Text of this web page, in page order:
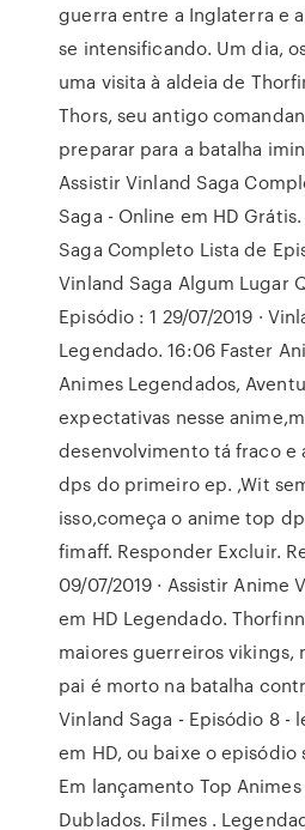
guerra entre a Inglaterra e
se intensificando. Um dia,
uma visita à aldeia de
Thors, seu antigo
preparar para a batalha
Assistir Vinland Saga
Saga - Online em HD
Saga Completo Lista de
Vinland Saga Algum Lugar
Episódio : 1 29/07/2019 ·
Legendado. 16:06 Faster
Animes Legendados,
expectativas nesse
desenvolvimento tá fraco e
dps do primeiro ep. ,Wit
isso,começa o anime top
fimaff. Responder Excluir.
09/07/2019 · Assistir Anime
em HD Legendado.
maiores guerreiros vikings,
pai é morto na batalha
Vinland Saga - Episódio 8 -
em HD, ou baixe o episódio
Em lançamento Top
Dublados. Filmes .